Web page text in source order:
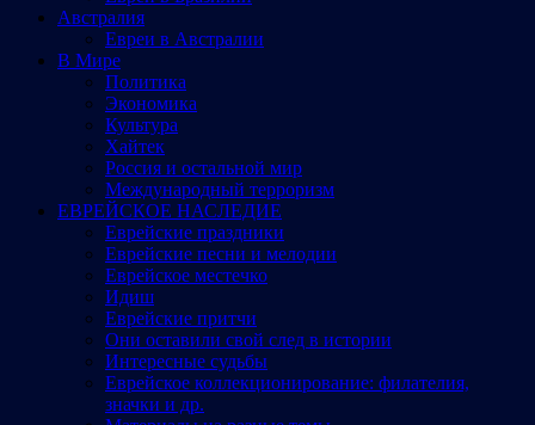
Австралия
Евреи в Австралии
В Мире
Политика
Экономика
Культура
Хайтек
Россия и остальной мир
Международный терроризм
ЕВРЕЙСКОЕ НАСЛЕДИЕ
Еврейские праздники
Еврейские песни и мелодии
Еврейское местечко
Идиш
Еврейские притчи
Они оставили свой след в истории
Интересные судьбы
Еврейское коллекционирование: филателия,
значки и др.